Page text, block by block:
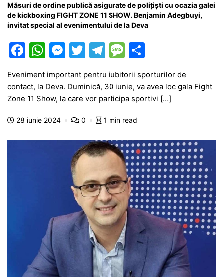
Măsuri de ordine publică asigurate de polițiști cu ocazia galei
de kickboxing FIGHT ZONE 11 SHOW. Benjamin Adegbuyi,
invitat special al evenimentului de la Deva
F
a
c
e
b
o
W
h
at
s
A
p
M
s
s
e
g
er
T
itt
er
T
el
e
gr
a
M
e
s
s
a
g
e
ta
je
ă
Eveniment important pentru iubitorii sporturilor de
contact, la Deva. Duminică, 30 iunie, va avea loc gala Fight
Zone 11 Show, la care vor participa sportivi […]
28 iunie 2024 0 1 min read